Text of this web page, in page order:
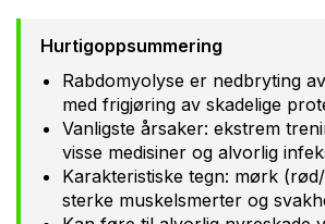
Hurtigoppsummering
Rabdomyolyse er nedbryting
med frigjøring av skadelige
Vanligste årsaker: ekstrem
visse medisiner og alvorlig
Karakteristiske tegn: mørk
sterke muskelsmerter og